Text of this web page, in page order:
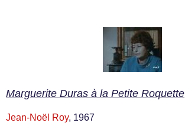
Marguerite Duras à la Petite Roquette
Jean-Noël Roy, 1967